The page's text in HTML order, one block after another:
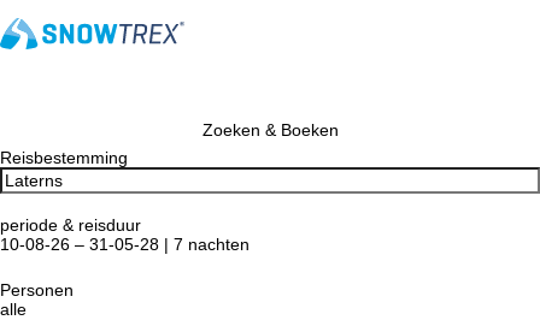
Zoeken & Boeken
Reisbestemming
periode & reisduur
10-08-26 – 31-05-28 | 7 nachten
Personen
alle